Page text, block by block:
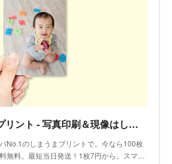
1枚7円～の写真プリント - 写真印刷＆現像はしまうまプリント
No.1のしまうまプリントで。今なら100枚
無料。最短当日発送！1枚7円から。スマ…